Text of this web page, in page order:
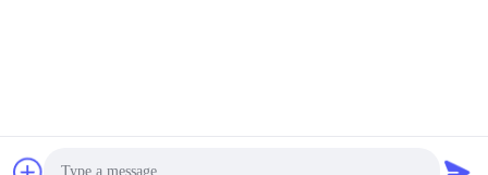
চীন ভাল মানের হ্যান্ডহেল্ড আল্ট্রাসাউন্ড স্ক্যানার সরবরাহকারী. কপিরাইট © 2023-2026